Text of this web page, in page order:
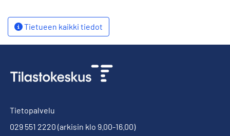
Tietueen kaikki tiedot
Tietopalvelu
029 551 2220 (arkisin klo 9.00-16.00)